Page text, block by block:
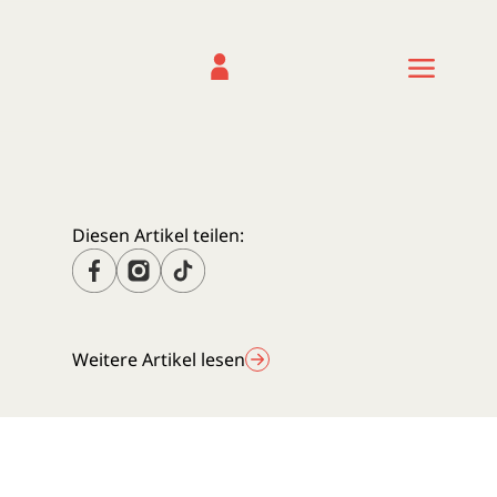
Diesen Artikel teilen:
Weitere Artikel lesen